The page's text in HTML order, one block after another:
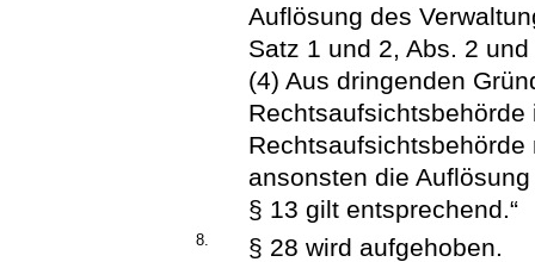
Auflösung des
Satz 1 und 2, Abs. 2
(4) Aus dringenden
ansonsten die
§ 13 gilt entsprechend.“
8. § 28 wird aufgehoben.